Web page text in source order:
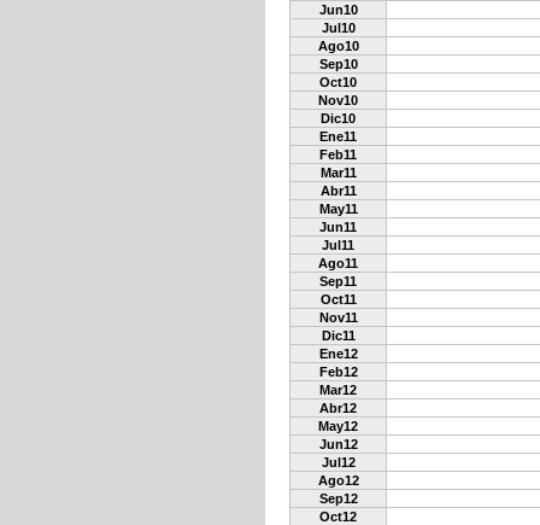
Jun10
Jul10
Ago10
Sep10
Oct10
Nov10
Dic10
Ene11
Feb11
Mar11
Abr11
May11
Jun11
Jul11
Ago11
Sep11
Oct11
Nov11
Dic11
Ene12
Feb12
Mar12
Abr12
May12
Jun12
Jul12
Ago12
Sep12
Oct12